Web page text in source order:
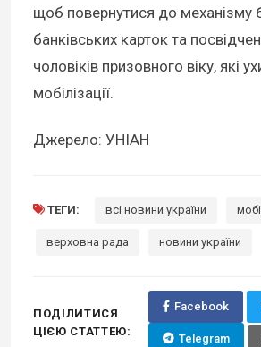
щоб повернутися до механізму
банківських карток та
чоловіків призовного віку, які
мобілізації.
Джерело: УНІАН
ТЕГИ: всі новини україни
верховна рада новини україни
ПОДІЛИТИСЯ
ЦІЄЮ СТАТТЕЮ:
Facebook
Telegram